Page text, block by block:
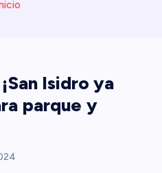
Isidro ya
parque y